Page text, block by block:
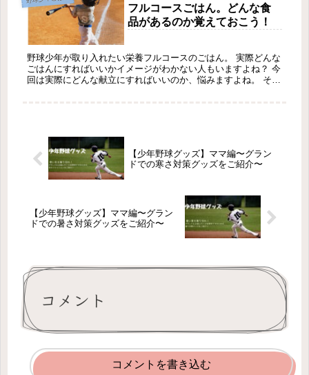
しているジュニアたちは、カラダの成長分の栄養も必要になっ
てくるので、今後の活動にも大きく影響が出てくるものだと思
っています。 そこで今回は、私が普段の食事で気にしている基
礎として学んだスポーツジュニアの食事の大切さをお伝えしま
フルコースごはん。どんな食
品があるのか覚えておこう！
野球少年が取り入れたい栄養フルコースのごはん。 実際どんな
ごはんにすればいいかイメージがわかない人もいますよね？ 今
回は実際にどんな献立にすればいいのか、悩みますよね。 そこ
なれれば幸いです。
【少年野球グッズ】ママ編〜グラン
ドでの寒さ対策グッズをご紹介〜
【少年野球グッズ】ママ編〜グラン
ドでの暑さ対策グッズをご紹介〜
コメント
コメントを書き込む